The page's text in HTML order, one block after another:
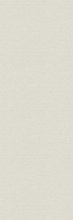
産業;事業所
農産物
金利;貯蓄
制服
役員
経済政策
設備